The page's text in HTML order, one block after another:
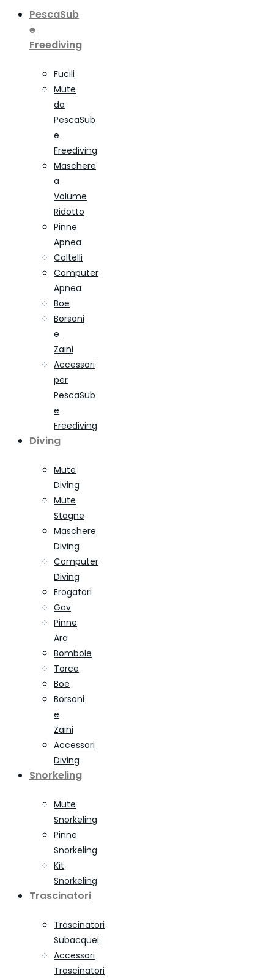
PescaSub
e
Freediving
Fucili
Mute
da
PescaSub
e
Freediving
Maschere
a
Volume
Ridotto
Pinne
Apnea
Coltelli
Computer
Apnea
Boe
Borsoni
e
Zaini
Accessori
per
PescaSub
e
Freediving
Diving
Mute
Diving
Mute
Stagne
Maschere
Diving
Computer
Diving
Erogatori
Gav
Pinne
Ara
Bombole
Torce
Boe
Borsoni
e
Zaini
Accessori
Diving
Snorkeling
Mute
Snorkeling
Pinne
Snorkeling
Kit
Snorkeling
Trascinatori
Trascinatori
Subacquei
Accessori
Trascinatori